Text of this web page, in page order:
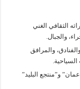
الثقافي الغني
والجبال.
والمرافق
السياحية.
و”منتجع البليد”